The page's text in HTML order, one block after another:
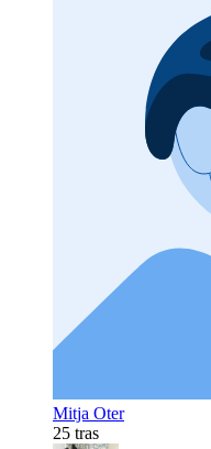
Mitja Oter
25 tras